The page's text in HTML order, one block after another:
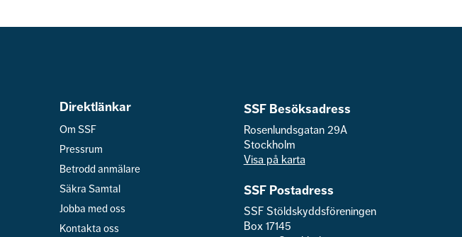
Direktlänkar
Om SSF
Pressrum
Betrodd anmälare
Säkra Samtal
Jobba med oss
Kontakta oss
SSF Besöksadress
Rosenlundsgatan 29A
Stockholm
Visa på karta
SSF Postadress
SSF Stöldskyddsföreningen
Box 17145